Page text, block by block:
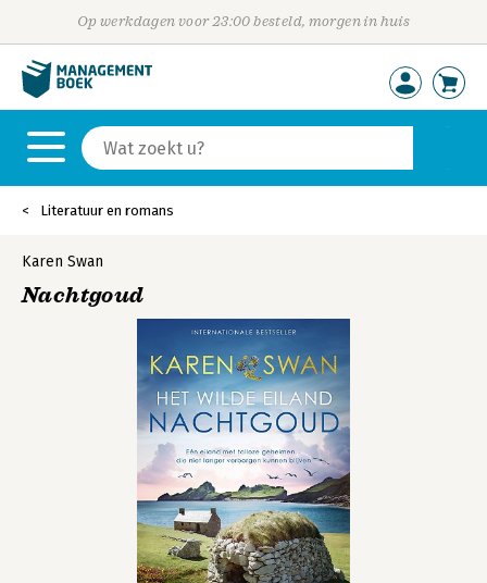
Op werkdagen voor 23:00 besteld, morgen in huis
Literatuur en romans
Karen Swan
Nachtgoud